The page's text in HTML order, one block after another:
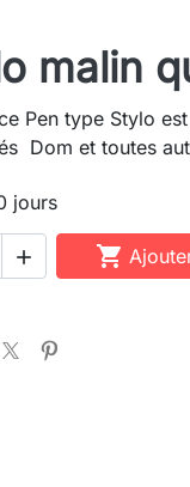
malin
Pen type Stylo
Dom et toutes
jours
 